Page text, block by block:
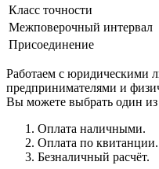
Класс точности
Межповерочный интервал
Присоединение
Работаем с юридическими
предпринимателями и
Вы можете выбрать один из
Оплата наличными.
Оплата по квитанции.
Безналичный расчёт.